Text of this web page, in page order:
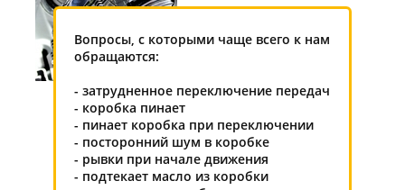
Вопросы, с которыми чаще всего к нам
обращаются:
- затрудненное переключение передач
- коробка пинает
- пинает коробка при переключении
- посторонний шум в коробке
- рывки при начале движения
- подтекает масло из коробки